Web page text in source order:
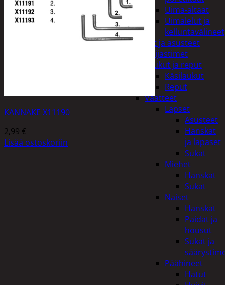
Uima-altaat
Uimalelut ja
kelluntavälineet
Vaatteet ja asusteet
Heijastimet
Laukut ja reput
Käsilaukut
Reput
Vaatteet
Lapset
Asusteet
Hanskat
ja lapaset
Sukat
Miehet
Hanskat
Sukat
Naiset
Hanskat
Paidat ja
housut
Sukat ja
Päähineet
Hatut
KANNAKE X11190
2,99 €
Lisää ostoskoriin